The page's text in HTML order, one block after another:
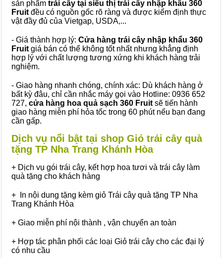
sản phẩm trái cây tại siêu thị trái cây nhập khẩu 360
Fruit đều có nguồn gốc rõ ràng và được kiểm định thực
vật đầy đủ của Vietgap, USDA,...
- Giá thành hợp lý: Cửa hàng trái cây nhập khẩu 360
Fruit giá bán có thể không tốt nhất nhưng khẳng định
hợp lý với chất lượng tương xứng khi khách hàng trải
nghiệm.
- Giao hàng nhanh chóng, chính xác: Dù khách hàng ở
bất kỳ đâu, chỉ cần nhắc máy gọi vào Hotline: 0936 652
727, cửa hàng hoa quả sạch 360 Fruit sẽ tiến hành
giao hàng miễn phí hỏa tốc trong 60 phút nếu bạn đang
cần gấp.
Dịch vụ nổi bật tại shop Giỏ trái cây quà
tặng TP Nha Trang Khánh Hòa
+ Dịch vụ gói trái cây, kết hợp hoa tươi và trái cây làm
quà tặng cho khách hàng
+ In nội dung tặng kèm giỏ Trái cây quà tặng TP Nha
Trang Khánh Hòa
+ Giao miễn phí nội thành , vận chuyển an toàn
+ Hợp tác phân phối các loại Giỏ trái cây cho các đại lý
có nhu cầu